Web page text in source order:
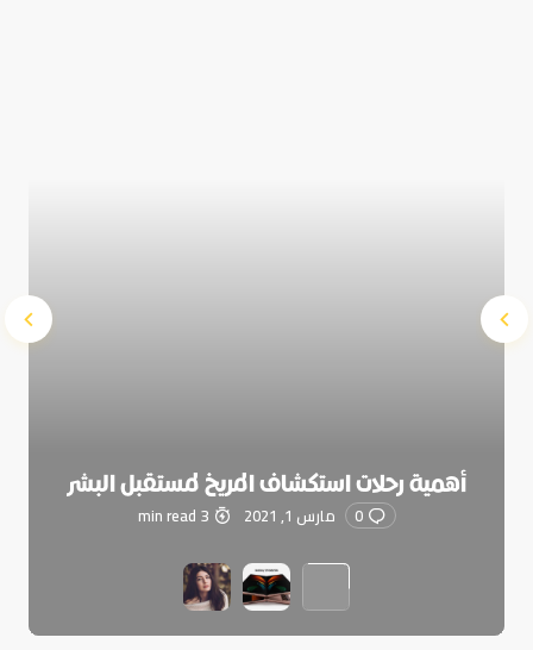
أهمية رحلات استكشاف المريخ لمستقبل البشر
0 مارس 1, 2021 3 min read